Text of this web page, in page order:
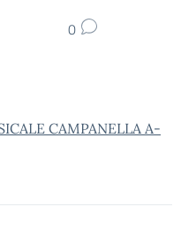
0
CAMPANELLA A-